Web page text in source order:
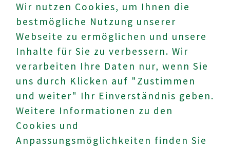
Wir nutzen Cookies, um Ihnen die
bestmögliche Nutzung unserer
Webseite zu ermöglichen und unsere
Inhalte für Sie zu verbessern. Wir
verarbeiten Ihre Daten nur, wenn Sie
uns durch Klicken auf "Zustimmen
und weiter" Ihr Einverständnis geben.
Weitere Informationen zu den
Cookies und
Anpassungsmöglichkeiten finden Sie